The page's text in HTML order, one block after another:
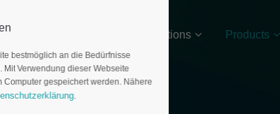
Industry solutions Products
bestmöglich an die Bedürfnisse
Verwendung dieser Webseite
Computer gespeichert werden. Nähere
.